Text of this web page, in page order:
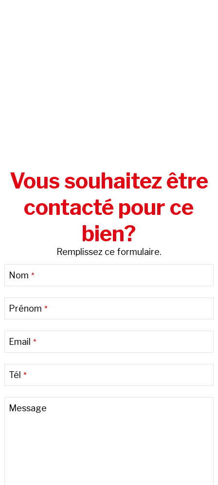
Vous souhaitez être
contacté pour ce
bien?
Remplissez ce formulaire.
Nom *
Prénom *
Email *
Tél *
Website
URL *
Message